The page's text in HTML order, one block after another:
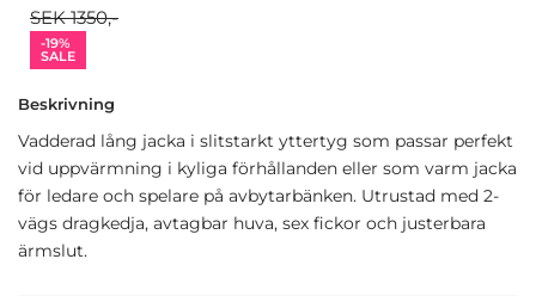
SEK 1350,-
-19%
SALE
Beskrivning
Vadderad lång jacka i slitstarkt yttertyg som passar perfekt
vid uppvärmning i kyliga förhållanden eller som varm jacka
för ledare och spelare på avbytarbänken. Utrustad med 2-
vägs dragkedja, avtagbar huva, sex fickor och justerbara
ärmslut.